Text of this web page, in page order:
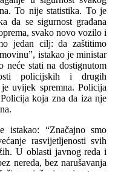
To nije statistika. To je
da se sigurnost građana
svako novo vozilo i
jedan cilj: da zaštitimo
istakao je ministar
neće stati na dostignutom
policijskih i drugih
uvijek spremna. Policija
koja zna da iza nje
istakao: “Značajno smo
rasvijetljenosti svih
U oblasti javnog reda i
nereda, bez narušavanja